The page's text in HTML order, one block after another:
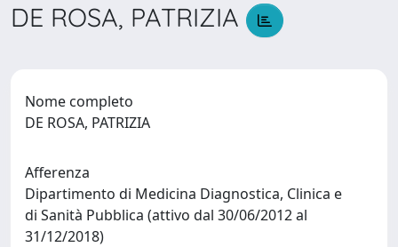
DE ROSA, PATRIZIA
Nome completo
DE ROSA, PATRIZIA
Afferenza
Dipartimento di Medicina Diagnostica, Clinica e
di Sanità Pubblica (attivo dal 30/06/2012 al
31/12/2018)